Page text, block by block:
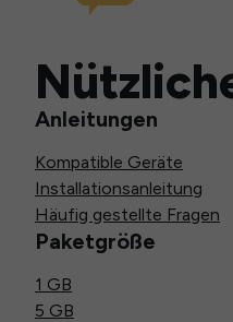
Anleitungen
Kompatible Geräte
Installationsanleitung
Häufig gestellte Fragen
Paketgröße
1 GB
5 GB